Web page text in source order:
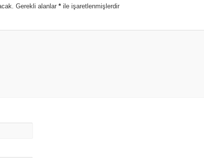
Gerekli alanlar *ile işaretlenmişlerdir